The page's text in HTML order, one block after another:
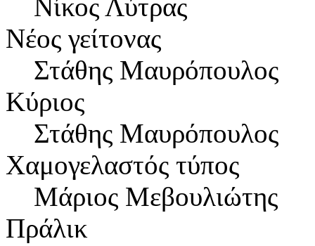
Νίκος Λύτρας
Νέος γείτονας
Στάθης Μαυρόπουλος
Κύριος
Στάθης Μαυρόπουλος
Χαμογελαστός τύπος
Μάριος Μεβουλιώτης
Πράλικ